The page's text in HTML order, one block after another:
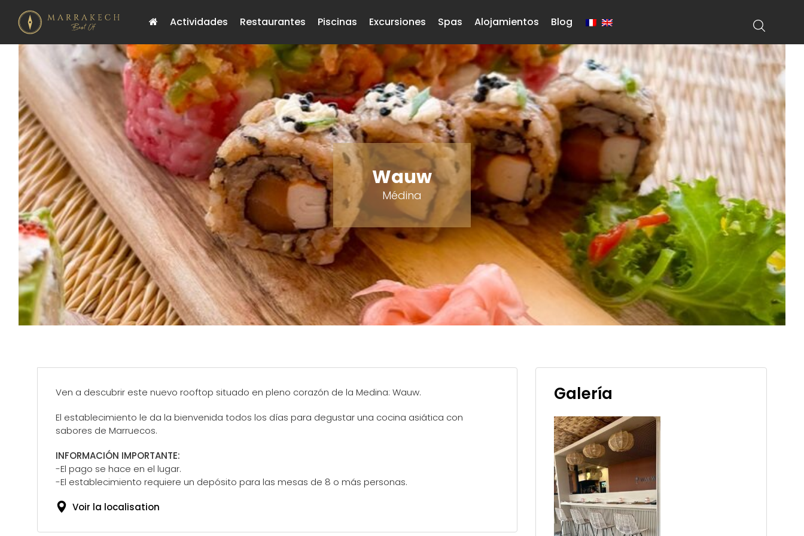
Actividades Restaurantes Piscinas Excursiones Spas Alojamientos Blog
Wauw
Médina
Ven a descubrir este nuevo rooftop situado en pleno corazón de la Medina: Wauw.
El establecimiento le da la bienvenida todos los días para degustar una cocina asiática con
sabores de Marruecos.
INFORMACIÓN IMPORTANTE:
-El pago se hace en el lugar.
-El establecimiento requiere un depósito para las mesas de 8 o más personas.
Voir la localisation
Galería